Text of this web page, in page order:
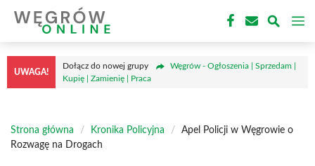
treści
UWAGA!
Dołącz do nowej grupy
Węgrów - Ogłoszenia | Sprzedam |
Kupię | Zamienię | Praca
Strona główna / Kronika Policyjna /
Apel Policji w Węgrowie o
Rozwagę na Drogach